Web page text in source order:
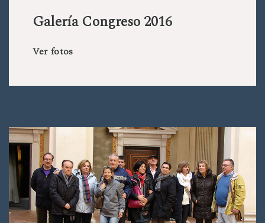
Galería Congreso 2016
Ver fotos